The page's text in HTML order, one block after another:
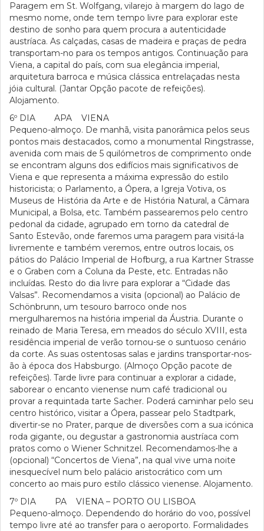
Paragem em St. Wolfgang, vilarejo à margem do lago de
mesmo nome, onde tem tempo livre para explorar este
destino de sonho para quem procura a autenticidade
austríaca. As calçadas, casas de madeira e praças de pedra
transportam-no para os tempos antigos. Continuação para
Viena, a capital do país, com sua elegância imperial,
arquitetura barroca e música clássica entrelaçadas nesta
jóia cultural. (Jantar Opção pacote de refeições).
Alojamento.
6º DIA APA VIENA
Pequeno-almoço. De manhã, visita panorâmica pelos seus
pontos mais destacados, como a monumental Ringstrasse,
avenida com mais de 5 quilómetros de comprimento onde
se encontram alguns dos edifícios mais significativos de
Viena e que representa a máxima expressão do estilo
historicista; o Parlamento, a Ópera, a Igreja Votiva, os
Museus de História da Arte e de História Natural, a Câmara
Municipal, a Bolsa, etc. Também passearemos pelo centro
pedonal da cidade, agrupado em torno da catedral de
Santo Estevão, onde faremos uma paragem para visitá-la
livremente e também veremos, entre outros locais, os
pátios do Palácio Imperial de Hofburg, a rua Kartner Strasse
e o Graben com a Coluna da Peste, etc. Entradas não
incluídas. Resto do dia livre para explorar a “Cidade das
Valsas”. Recomendamos a visita (opcional) ao Palácio de
Schönbrunn, um tesouro barroco onde nos
mergulharemos na história imperial da Áustria. Durante o
reinado de Maria Teresa, em meados do século XVIII, esta
residência imperial de verão tornou-se o suntuoso cenário
da corte. As suas ostentosas salas e jardins transportar-nos-
ão à época dos Habsburgo. (Almoço Opção pacote de
refeições). Tarde livre para continuar a explorar a cidade,
saborear o encanto vienense num café tradicional ou
provar a requintada tarte Sacher. Poderá caminhar pelo seu
centro histórico, visitar a Ópera, passear pelo Stadtpark,
divertir-se no Prater, parque de diversões com a sua icónica
roda gigante, ou degustar a gastronomia austríaca com
pratos como o Wiener Schnitzel. Recomendamos-lhe a
(opcional) “Concertos de Viena”, na qual vive uma noite
inesquecível num belo palácio aristocrático com um
concerto ao mais puro estilo clássico vienense. Alojamento.
7º DIA PA VIENA – PORTO OU LISBOA
Pequeno-almoço. Dependendo do horário do voo, possível
tempo livre até ao transfer para o aeroporto. Formalidades